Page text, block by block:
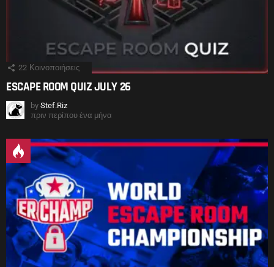
22 Κοινοποιήσεις
ESCAPE ROOM QUIZ JULY 26
by Stef.Riz
πριν περίπου ένα μήνα